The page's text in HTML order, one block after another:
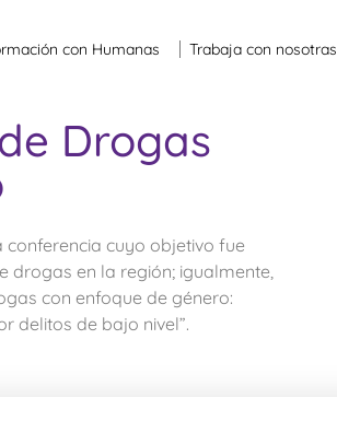
con Humanas Trabaja con nosotras
Drogas
conferencia cuyo objetivo fue
drogas en la región; igualmente,
con enfoque de género:
delitos de bajo nivel”.